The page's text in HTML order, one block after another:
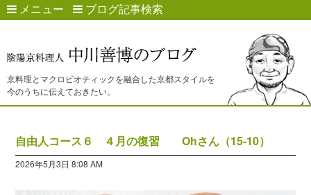
メニュー ブログ記事検索
京料理とマクロビオティックを融合した京都スタイルを
今のうちに伝えておきたい。
自由人コース６ ４月の復習 Ohさん（15-10）
2026年5月3日 8:08 AM